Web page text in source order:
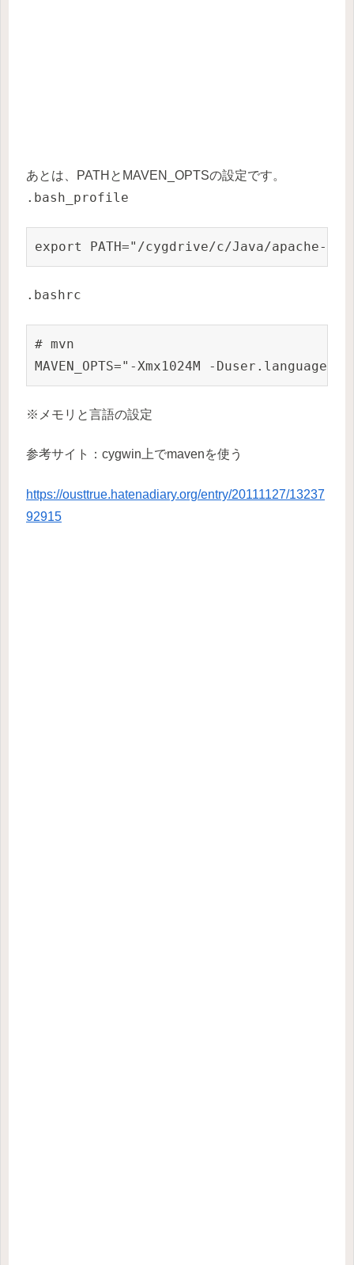
あとは、PATHとMAVEN_OPTSの設定です。
.bash_profile
export PATH="/cygdrive/c/Java/apache-
.bashrc
# mvn
MAVEN_OPTS="-Xmx1024M -
※メモリと言語の設定
参考サイト：cygwin上でmavenを使う
https://ousttrue.hatenadiary.org/entry/20111127/13237
92915